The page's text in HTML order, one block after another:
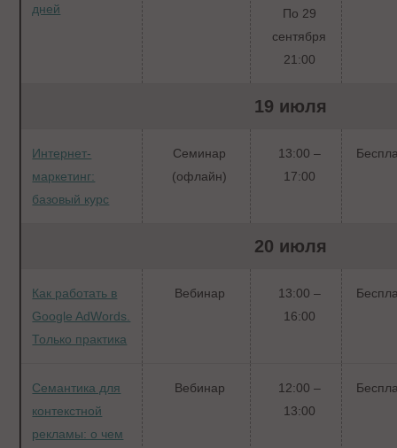
дней
По 29
сентября
21:00
19 июля
Интернет-
маркетинг:
базовый курс
Семинар
(офлайн)
13:00 –
17:00
20 июля
Как работать в
Google AdWords.
Только практика
Вебинар
13:00 –
16:00
Семантика для
контекстной
рекламы: о чем
Вебинар
12:00 –
13:00